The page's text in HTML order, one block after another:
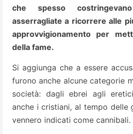
che spesso
asserragliate a ricorrere alle
approvvigionamento per
della fame.
Si aggiunga che a essere
furono anche alcune categorie
società: dagli ebrei agli
anche i cristiani, al tempo delle
vennero indicati come cannibali.